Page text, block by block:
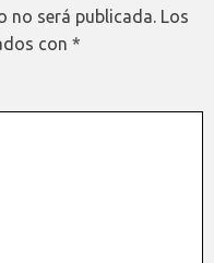
no será publicada. Los
con *